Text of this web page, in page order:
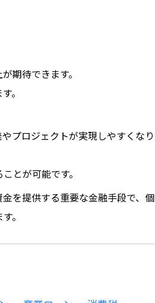
期待できます。
。
プロジェクトが実現しやすくなり
とが可能です。
を提供する重要な金融手段で、個
。